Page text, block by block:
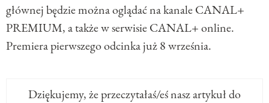
głównej będzie można oglądać na kanale CANAL+
PREMIUM, a także w serwisie CANAL+ online.
Premiera pierwszego odcinka już 8 września.
Dziękujemy, że przeczytałaś/eś nasz artykuł do